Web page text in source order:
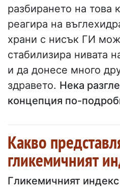
разбирането на това
реагира на
храни с нисък ГИ
стабилизира нивата
и да донесе много
здравето. Нека
концепция по-
Какво
гликемичният
Гликемичният